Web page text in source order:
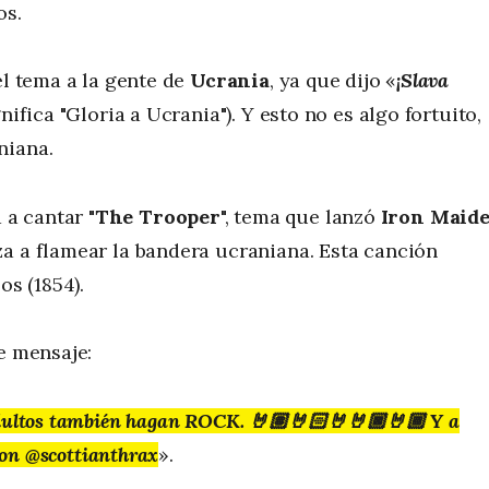
tema a la gente de Ucrania, ya que dijo «¡Slava
"Gloria a Ucrania"). Y esto no es algo fortuito,
cantar "The Trooper", tema que lanzó Iron
a flamear la bandera ucraniana. Esta canción
(1854).
mensaje:
también hagan ROCK. 🤘🏽🤘🏻🤘🤘🏿🤘🏾 Y a
@scottianthrax».